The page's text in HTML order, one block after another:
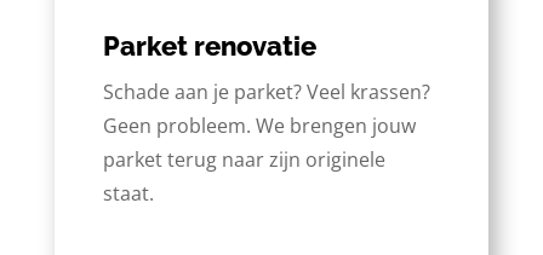
Parket renovatie
Schade aan je parket? Veel krassen?
Geen probleem. We brengen jouw
parket terug naar zijn originele
staat.